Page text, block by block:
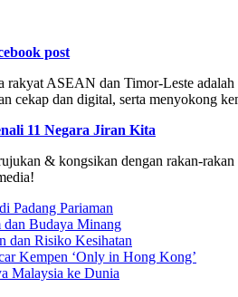
post
ASEAN dan Timor-Leste
cekap dan digital, serta menyokong
11 Negara Jiran Kita
& kongsikan dengan rakan-
Padang Pariaman
dan Budaya Minang
dan Risiko Kesihatan
Kempen ‘Only in Hong Kong’
Malaysia ke Dunia